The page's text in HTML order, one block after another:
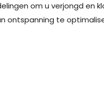
om u verjongd en
ontspanning te